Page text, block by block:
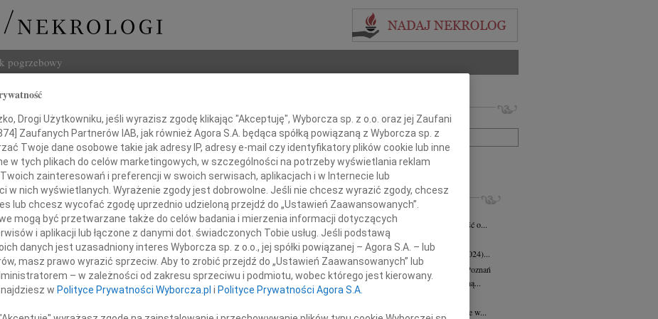
pogrzebowy
Z żalem zawiadamiamy,
poznańska społeczniczka i aktywistka
Darecka
Imię i nazwisko lub numer ogłoszenia:
+ szukanie zaawansowane
INNE NEKROLOGI
Elżbieta Fikus 05.08.2026Poznań
Z głębokim smutkiem przyjęliśmy wiadomość o...
Alina Augustynowicz
Alina Augustynowicz z domu Hinz (1979-2024)...
Małgorzata Oleśkowicz-Popiel
Poznań
Z głębokim smutkiem żegnamy naszą wybitną...
Witold Szulc
Z głębokim żalem przyjęliśmy wiadomość, że w...
Drogi Użytkowniku, jeśli wyrazisz zgodę klikając "Akceptuję", Wyborcza sp. z o.o. oraz jej Zaufani
] Zaufanych Partnerów IAB, jak również Agora S.A. będąca spółką powiązaną z Wyborcza sp. z
Twoje dane osobowe takie jak adresy IP, adresy e-mail czy identyfikatory plików cookie lub inne
w tych plikach do celów marketingowych, w szczególności na potrzeby wyświetlania reklam
zainteresowań i preferencji w swoich serwisach, aplikacjach i w Internecie lub
w nich wyświetlanych. Wyrażenie zgody jest dobrowolne. Jeśli nie chcesz wyrazić zgody, chcesz
lub chcesz wycofać zgodę uprzednio udzieloną przejdź do „Ustawień Zaawansowanych”.
mogą być przetwarzane także do celów badania i mierzenia informacji dotyczących
i aplikacji lub łączone z danymi dot. świadczonych Tobie usług. Jeśli podstawą
danych jest uzasadniony interes Wyborcza sp. z o.o., jej spółki powiązanej – Agora S.A. – lub
masz prawo wyrazić sprzeciw. Aby to zrobić przejdź do „Ustawień Zaawansowanych” lub
– w zależności od zakresu sprzeciwu i podmiotu, wobec którego jest kierowany.
w Polityce Prywatności Wyborcza.pl i Polityce Prywatności Agora S.A.